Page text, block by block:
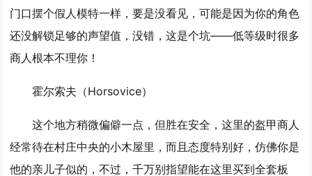
门口摆个假人模特一样，要是没看见，可能是因为你的角色
还没解锁足够的声望值，没错，这是个坑——低等级时很多
商人根本不理你！
霍尔索夫（Horsovice）
这个地方稍微偏僻一点，但胜在安全，这里的盔甲商人
经常待在村庄中央的小木屋里，而且态度特别好，仿佛你是
他的亲儿子似的，不过，千万别指望能在这里买到全套板